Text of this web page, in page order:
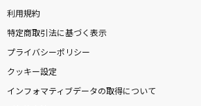
利用規約
特定商取引法に基づく表示
プライバシーポリシー
クッキー設定
インフォマティブデータの取得について